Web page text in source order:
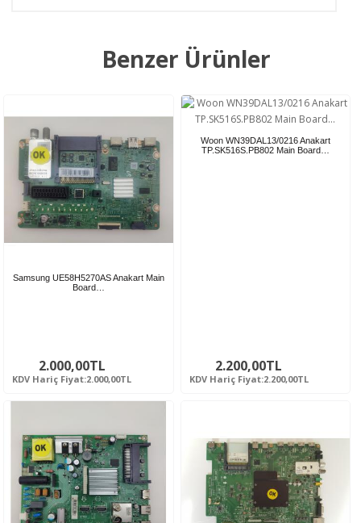
Benzer Ürünler
Samsung UE58H5270AS Anakart Main
Board…
2.000,00TL
KDV Hariç Fiyat:2.000,00TL
Woon WN39DAL13/0216 Anakart
TP.SK516S.PB802 Main Board…
2.200,00TL
KDV Hariç Fiyat:2.200,00TL